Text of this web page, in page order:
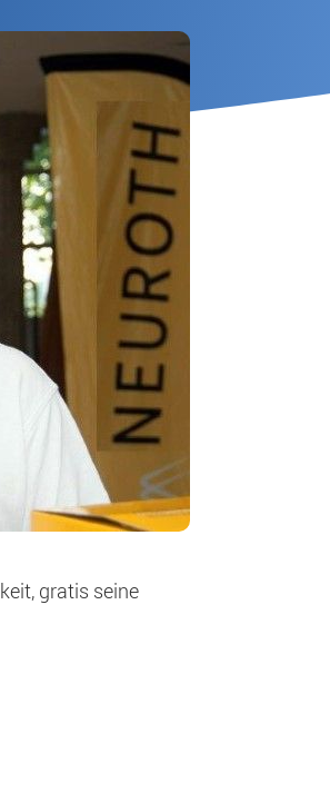
gratis seine